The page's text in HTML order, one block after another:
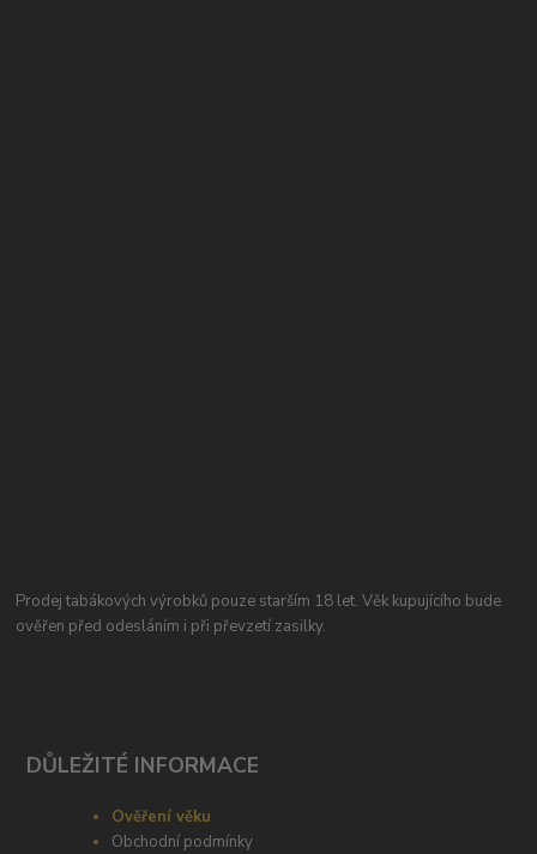
Prodej tabákových výrobků pouze starším 18 let. Věk kupujícího bude
ověřen před odesláním i při převzetí zasilky.
DŮLEŽITÉ INFORMACE
Ověření věku
Obchodní podmínky